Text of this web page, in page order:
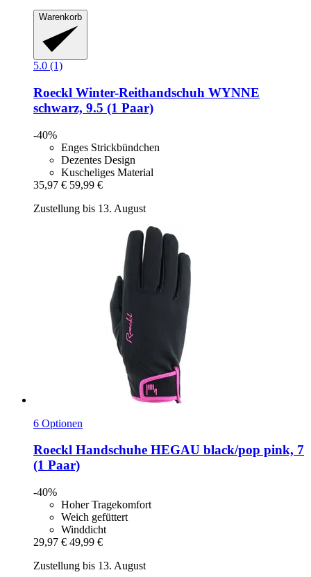
Warenkorb
5.0 (1)
Roeckl Winter-​Reithandschuh WYNNE
schwarz, 9.5 (1 Paar)
-40%
Enges Strickbündchen
Dezentes Design
Kuscheliges Material
35,97 € 59,99 €
Zustellung bis 13. August
6 Optionen
Roeckl Handschuhe HEGAU black/pop pink, 7
(1 Paar)
-40%
Hoher Tragekomfort
Weich gefüttert
Winddicht
29,97 € 49,99 €
Zustellung bis 13. August